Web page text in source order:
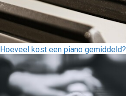
Hoeveel kost een piano gemiddeld?